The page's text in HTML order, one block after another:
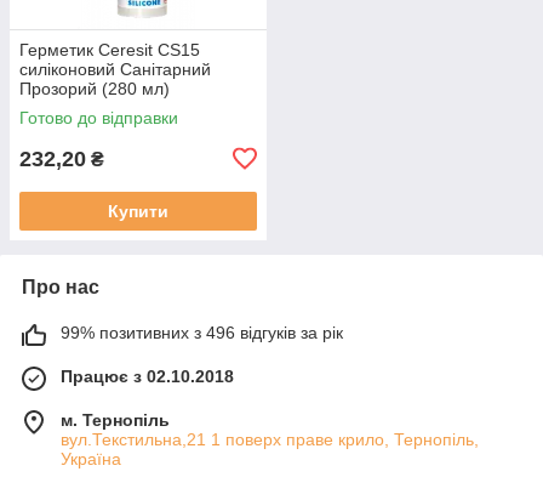
Герметик Ceresit CS15
силіконовий Санітарний
Прозорий (280 мл)
Готово до відправки
232,20 ₴
Купити
Про нас
99% позитивних з 496 відгуків за рік
Працює з 02.10.2018
м. Тернопіль
вул.Текстильна,21 1 поверх праве крило, Тернопіль,
Україна